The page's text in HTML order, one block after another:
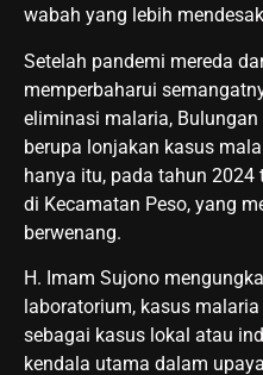
wabah yang lebih
Setelah pandemi mereda
memperbaharui
eliminasi malaria,
berupa lonjakan kasus
hanya itu, pada tahun
di Kecamatan Peso, yang
berwenang.
H. Imam Sujono
laboratorium, kasus
sebagai kasus lokal atau
kendala utama dalam